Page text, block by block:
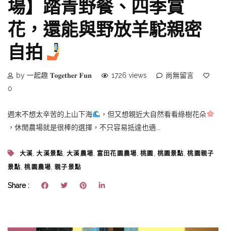
場】踏青野餐、四季賞
花，還能與野放羊駝親密
自拍
by 一起趣 𝐓𝐨𝐠𝐞𝐭𝐡𝐞𝐫 𝐅𝐮𝐧 1726 views
尚無留言
0
週末不想太辛苦的上山下海
，但又想親近大自然看看綠樹花朵
，休閒農場就是很棒的選擇，不只容易抵達也適...
大溪 ,大溪景點 ,大溪農場 富田花園農場 ,桃園 桃園景點 ,桃園親子
景點 ,桃園農場 ,親子景點
Share :